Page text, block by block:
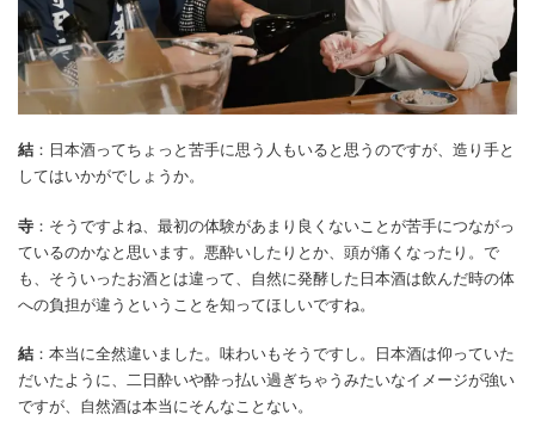
結 ：日本酒ってちょっと苦手に思う人もいると思うのですが、造り手と
してはいかがでしょうか。
寺 ：そうですよね、最初の体験があまり良くないことが苦手につながっ
ているのかなと思います。悪酔いしたりとか、頭が痛くなったり。で
も、そういったお酒とは違って、自然に発酵した日本酒は飲んだ時の体
への負担が違うということを知ってほしいですね。
結 ：本当に全然違いました。味わいもそうですし。日本酒は仰っていた
だいたように、二日酔いや酔っ払い過ぎちゃうみたいなイメージが強い
ですが、自然酒は本当にそんなことない。